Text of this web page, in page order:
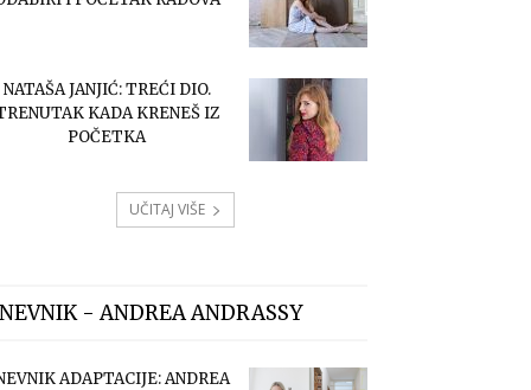
NATAŠA JANJIĆ: TREĆI DIO.
KADA KRENEŠ IZ
POČETKA
UČITAJ VIŠE
- ANDREA ANDRASSY
ADAPTACIJE: ANDREA